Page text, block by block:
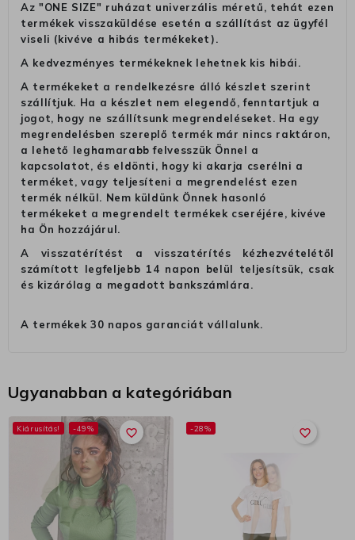
Az "ONE SIZE" ruházat univerzális méretű, tehát ezen
termékek visszaküldése esetén a szállítást az ügyfél
viseli (kivéve a hibás termékeket).
A kedvezményes termékeknek lehetnek kis hibái.
A termékeket a rendelkezésre álló készlet szerint
szállítjuk. Ha a készlet nem elegendő, fenntartjuk a
jogot, hogy ne szállítsunk megrendeléseket. Ha egy
megrendelésben szereplő termék már nincs raktáron,
a lehető leghamarabb felvesszük Önnel a
kapcsolatot, és eldönti, hogy ki akarja cserélni a
terméket, vagy teljesíteni a megrendelést ezen
termék nélkül. Nem küldünk Önnek hasonló
termékeket a megrendelt termékek cseréjére, kivéve
ha Ön hozzájárul.
A visszatérítést a visszatérítés kézhezvételétől
számított legfeljebb 14 napon belül teljesítsük, csak
és kizárólag a megadott bankszámlára.
A termékek 30 napos garanciát vállalunk.
Ugyanabban a kategóriában
favorite_border
Kiárusítás! -49% favorite_border
-28%